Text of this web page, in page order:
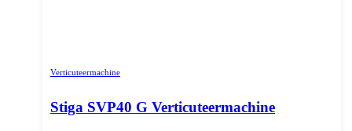
Verticuteermachine
Stiga SVP40 G Verticuteermachine